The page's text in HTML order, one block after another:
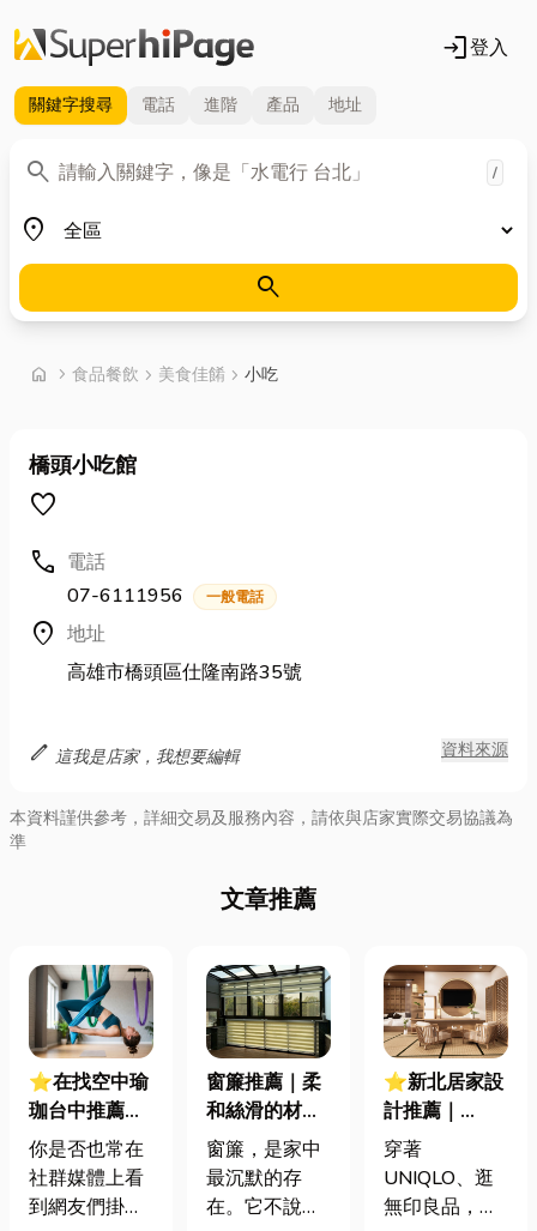
login登入
關鍵字搜尋 電話 進階 產品 地址
search
關鍵字 /
place
地區
search
home chevron_right 首頁
食品餐飲 chevron_right 美食佳餚 chevron_right 小吃
橋頭小吃館
favorite
call 電話
07-6111956
一般電話
location_on 地址
高雄市橋頭區仕隆南路35號
edit 這我是店家，我想要編輯 資料來源
本資料謹供參考，詳細交易及服務內容，請依與店家實際交易協議為
準
文章推薦
⭐在找空中瑜
珈台中推薦
嗎？一文解析
空中瑜珈好
處，開啟你的
你是否也常在
社群媒體上看
到網友們掛在
窗簾推薦｜柔
和絲滑的材質
打造獨一無二
的居家設計
窗簾，是家中
最沉默的存
在。它不說
⭐新北居家設
計推薦｜
UNIQLO、無
印良品不夠
看！來打造專
穿著
UNIQLO、逛
無印良品，已